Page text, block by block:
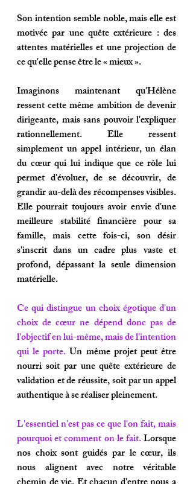
Son intention semble noble, mais elle est
motivée par une quête extérieure : des
attentes matérielles et une projection de
ce qu'elle pense être le « mieux ».
Imaginons maintenant qu'Hélène
ressent cette même ambition de devenir
dirigeante, mais sans pouvoir l'expliquer
rationnellement. Elle ressent
simplement un appel intérieur, un élan
du cœur qui lui indique que ce rôle lui
permet d'évoluer, de se découvrir, de
grandir au-delà des récompenses visibles.
Elle pourrait toujours avoir envie d'une
meilleure stabilité financière pour sa
famille, mais cette fois-ci, son désir
s'inscrit dans un cadre plus vaste et
profond, dépassant la seule dimension
matérielle.
Ce qui distingue un choix égotique d'un
choix de cœur ne dépend donc pas de
l'objectif en lui-même, mais de l'intention
qui le porte. Un même projet peut être
nourri soit par une quête extérieure de
validation et de réussite, soit par un appel
authentique à se réaliser pleinement.
L'essentiel n'est pas ce que l'on fait, mais
pourquoi et comment on le fait. Lorsque
nos choix sont guidés par le cœur, ils
nous alignent avec notre véritable